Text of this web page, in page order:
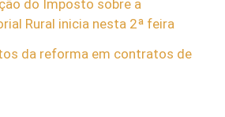
do Imposto sobre a
Rural inicia nesta 2ª feira
da reforma em contratos de